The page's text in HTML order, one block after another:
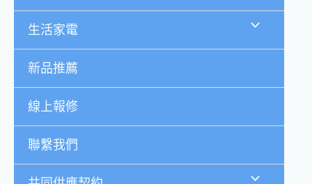
生活家電
新品推薦
線上報修
聯繫我們